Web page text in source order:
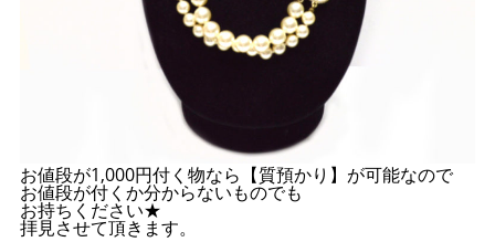
お値段が1,000円付く物なら【質預かり】が可能なので
お値段が付くか分からないものでも
お持ちください★
拝見させて頂きます。